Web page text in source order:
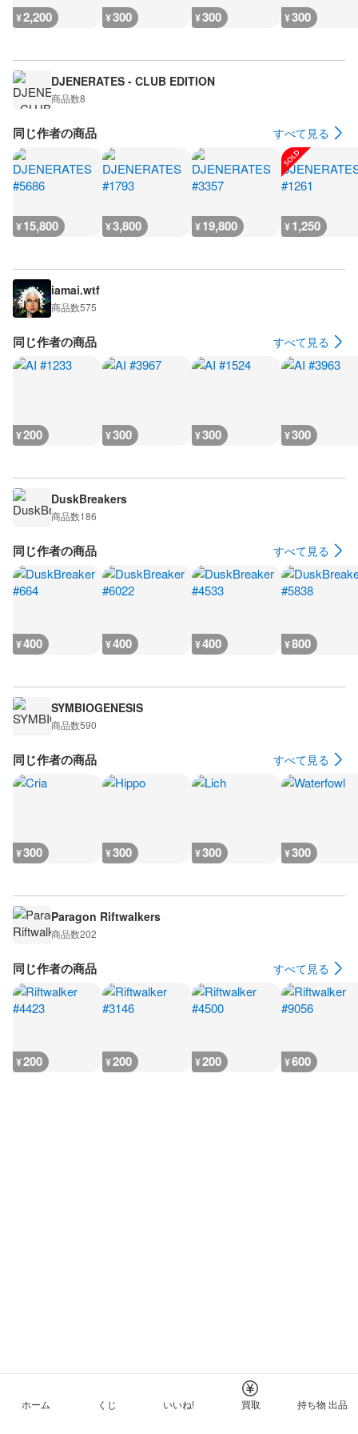
¥2,200 ¥300 ¥300 ¥300
DJENERATES - CLUB EDITION
商品数8
同じ作者の商品 すべて見る
¥15,800 ¥3,800 ¥19,800 ¥1,250
iamai.wtf
商品数575
同じ作者の商品 すべて見る
¥200 ¥300 ¥300 ¥300
DuskBreakers
商品数186
同じ作者の商品 すべて見る
¥400 ¥400 ¥400 ¥800
SYMBIOGENESIS
商品数590
同じ作者の商品 すべて見る
¥300 ¥300 ¥300 ¥300
Paragon Riftwalkers
商品数202
同じ作者の商品 すべて見る
¥200 ¥200 ¥200 ¥600
ホーム くじ いいね! 買取 持ち物 出品